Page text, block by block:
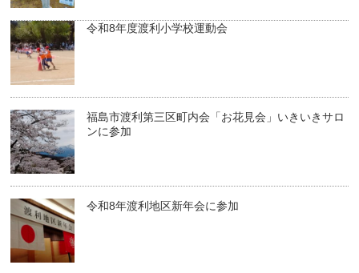
令和8年度渡利小学校運動会
福島市渡利第三区町内会「お花見会」いきいきサロ
ンに参加
令和8年渡利地区新年会に参加